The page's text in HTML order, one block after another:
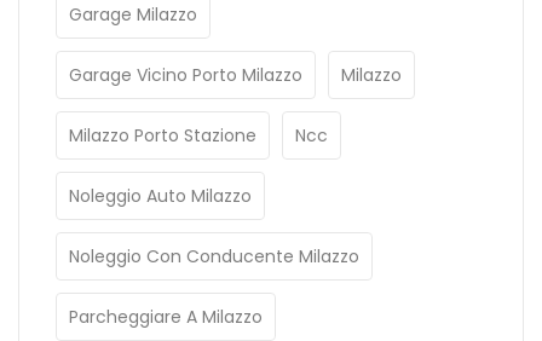
Garage Milazzo
Garage Vicino Porto Milazzo Milazzo
Milazzo Porto Stazione Ncc
Noleggio Auto Milazzo
Noleggio Con Conducente Milazzo
Parcheggiare A Milazzo